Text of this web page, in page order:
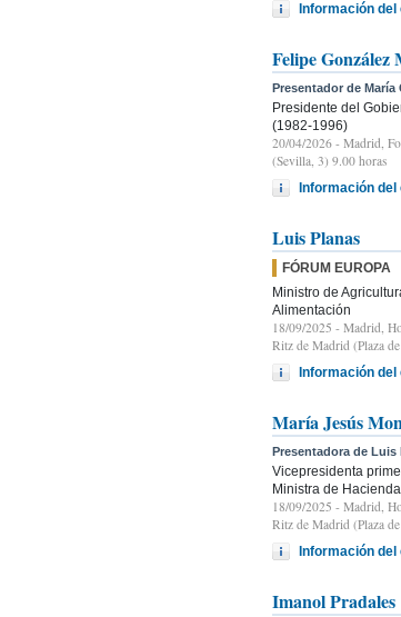
Información del
Felipe González
Presentador de María
Presidente del
(1982-1996)
20/04/2026 - Madrid,
(Sevilla, 3) 9.00 horas
Información del
Luis Planas
FÓRUM EUROPA
Ministro de
Alimentación
18/09/2025 - Madrid,
Ritz de Madrid (Plaza
Información del
María Jesús
Presentadora de Luis
Vicepresidenta
Ministra de Hacienda
18/09/2025 - Madrid,
Ritz de Madrid (Plaza
Información del
Imanol Pradales